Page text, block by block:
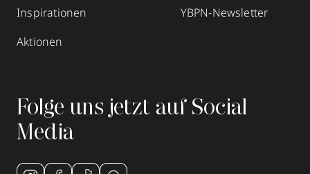
Inspirationen
Aktionen
YBPN-Newsletter
Folge uns jetzt auf Social
Media